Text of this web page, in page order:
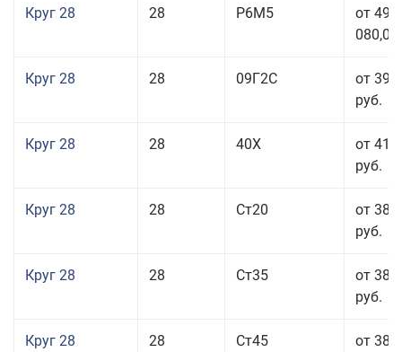
Круг 28 28 Р6М5
от 499
080,00
Круг 28 28 09Г2С
от 39
руб.
Круг 28 28 40Х
от 41
руб.
Круг 28 28 Ст20
от 38
руб.
Круг 28 28 Ст35
от 38
руб.
Круг 28 28 Ст45
от 38